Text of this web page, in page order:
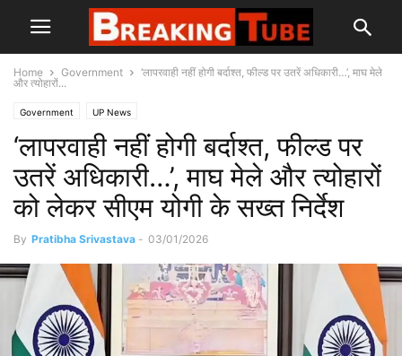
Home Government
‘लापरवाही नहीं होगी बर्दाश्त, फील्ड पर उतरें अधिकारी…’, माघ मेले
और त्योहारों...
Government UP News
‘लापरवाही नहीं होगी बर्दाश्त, फील्ड पर
उतरें अधिकारी…’, माघ मेले और त्योहारों
को लेकर सीएम योगी के सख्त निर्देश
By Pratibha Srivastava - 03/01/2026